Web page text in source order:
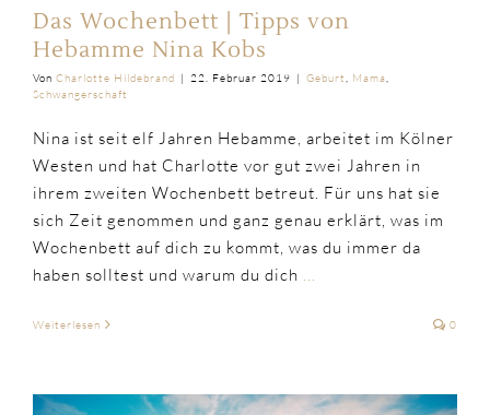
Das Wochenbett | Tipps von
Hebamme Nina Kobs
Von Charlotte Hildebrand | 22. Februar 2019 | Geburt, Mama,
Schwangerschaft
Nina ist seit elf Jahren Hebamme, arbeitet im Kölner
Westen und hat Charlotte vor gut zwei Jahren in
ihrem zweiten Wochenbett betreut. Für uns hat sie
sich Zeit genommen und ganz genau erklärt, was im
Wochenbett auf dich zu kommt, was du immer da
haben solltest und warum du dich ...
Weiterlesen 0